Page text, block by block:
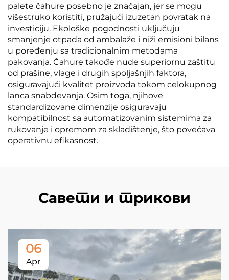
palete čahure posebno je značajan, jer se mogu
višestruko koristiti, pružajući izuzetan povratak na
investiciju. Ekološke pogodnosti uključuju
smanjenje otpada od ambalaže i niži emisioni bilans
u poređenju sa tradicionalnim metodama
pakovanja. Čahure takođe nude superiornu zaštitu
od prašine, vlage i drugih spoljašnjih faktora,
osiguravajući kvalitet proizvoda tokom celokupnog
lanca snabdevanja. Osim toga, njihove
standardizovane dimenzije osiguravaju
kompatibilnost sa automatizovanim sistemima za
rukovanje i opremom za skladištenje, što povećava
operativnu efikasnost.
Савети и трикови
06
Apr